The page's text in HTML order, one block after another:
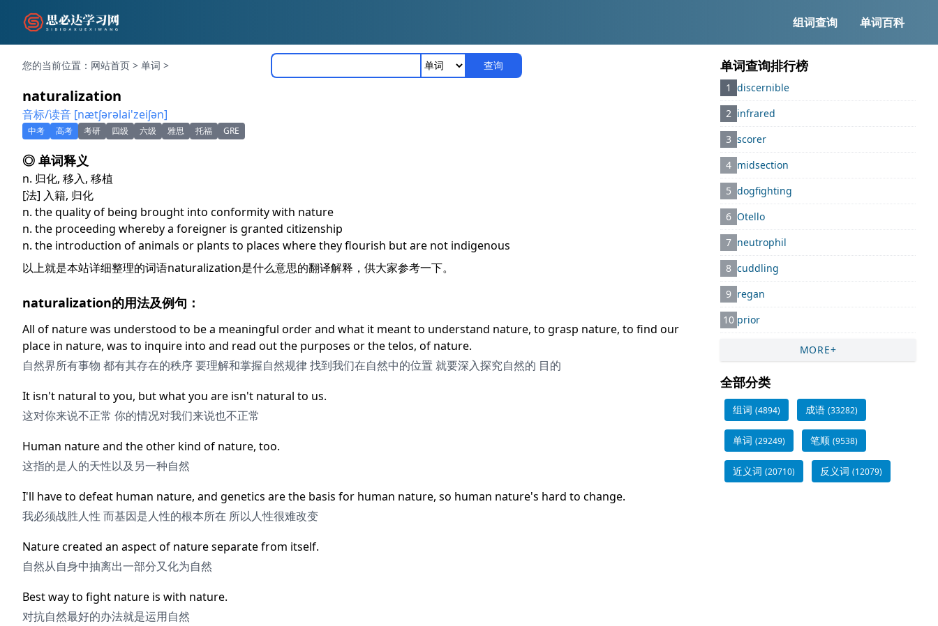
组词查询 单词百科
您的当前位置： 网站首页 > 单词 > 查询
naturalization
音标/读音 [nætʃәrәlai'zeiʃәn]
中考 高考 考研 四级 六级 雅思 托福 GRE
◎ 单词释义
n. 归化, 移入, 移植
[法] 入籍, 归化
n. the quality of being brought into conformity with nature
n. the proceeding whereby a foreigner is granted citizenship
n. the introduction of animals or plants to places where they flourish but are not indigenous
以上就是本站详细整理的词语naturalization是什么意思的翻译解释，供大家参考一下。
naturalization的用法及例句：
All of nature was understood to be a meaningful order and what it meant to understand nature, to grasp nature, to find our
place in nature, was to inquire into and read out the purposes or the telos, of nature.
自然界所有事物 都有其存在的秩序 要理解和掌握自然规律 找到我们在自然中的位置 就要深入探究自然的 目的
It isn't natural to you, but what you are isn't natural to us.
这对你来说不正常 你的情况对我们来说也不正常
Human nature and the other kind of nature, too.
这指的是人的天性以及另一种自然
I'll have to defeat human nature, and genetics are the basis for human nature, so human nature's hard to change.
我必须战胜人性 而基因是人性的根本所在 所以人性很难改变
Nature created an aspect of nature separate from itself.
自然从自身中抽离出一部分又化为自然
Best way to fight nature is with nature.
对抗自然最好的办法就是运用自然
单词查询排行榜
1 discernible
2 infrared
3 scorer
4 midsection
5 dogfighting
6 Otello
7 neutrophil
8 cuddling
9 regan
10 prior
MORE+
全部分类
组词 (4894) 成语 (33282)
单词 (29249) 笔顺 (9538)
近义词 (20710) 反义词 (12079)